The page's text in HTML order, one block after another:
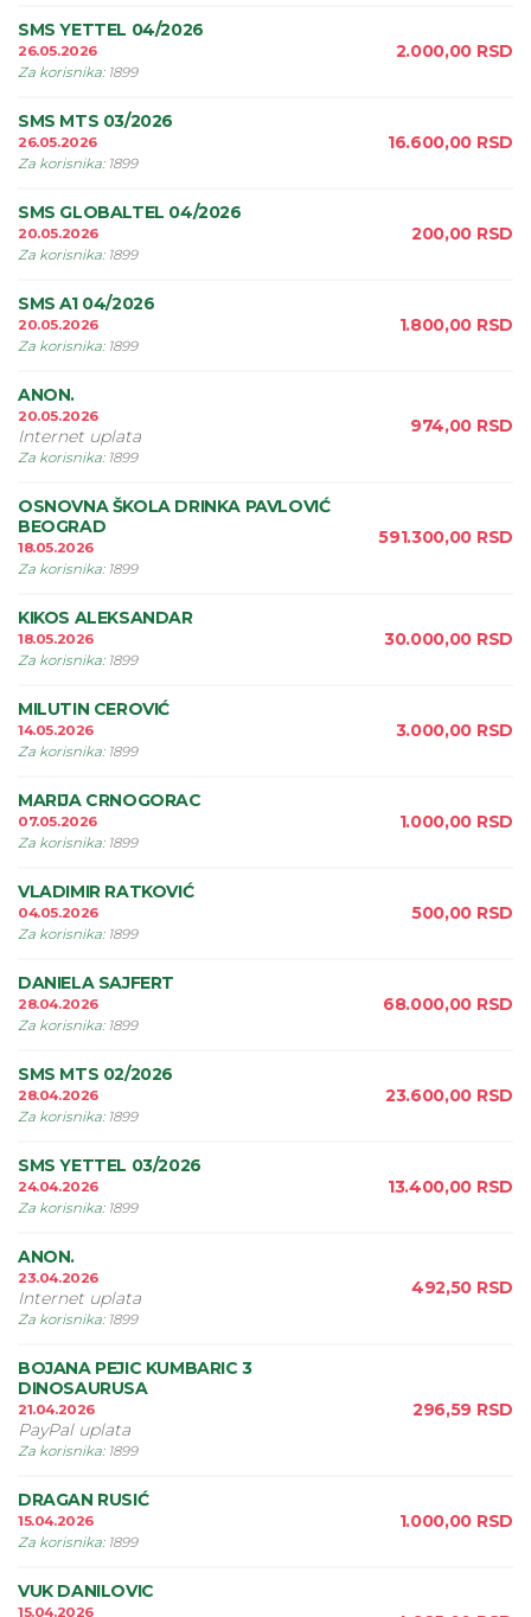
SMS YETTEL 04/2026
26.05.2026
Za korisnika: 1899
2.000,00 RSD
SMS MTS 03/2026
26.05.2026
Za korisnika: 1899
16.600,00 RSD
SMS GLOBALTEL 04/2026
20.05.2026
Za korisnika: 1899
200,00 RSD
SMS A1 04/2026
20.05.2026
Za korisnika: 1899
1.800,00 RSD
ANON.
20.05.2026
Internet uplata
Za korisnika: 1899
974,00 RSD
OSNOVNA ŠKOLA DRINKA PAVLOVIĆ
BEOGRAD
18.05.2026
Za korisnika: 1899
591.300,00 RSD
KIKOS ALEKSANDAR
18.05.2026
Za korisnika: 1899
30.000,00 RSD
MILUTIN CEROVIĆ
14.05.2026
Za korisnika: 1899
3.000,00 RSD
MARIJA CRNOGORAC
07.05.2026
Za korisnika: 1899
1.000,00 RSD
VLADIMIR RATKOVIĆ
04.05.2026
Za korisnika: 1899
500,00 RSD
DANIELA SAJFERT
28.04.2026
Za korisnika: 1899
68.000,00 RSD
SMS MTS 02/2026
28.04.2026
Za korisnika: 1899
23.600,00 RSD
SMS YETTEL 03/2026
24.04.2026
Za korisnika: 1899
13.400,00 RSD
ANON.
23.04.2026
Internet uplata
Za korisnika: 1899
492,50 RSD
BOJANA PEJIC KUMBARIC 3
DINOSAURUSA
21.04.2026
PayPal uplata
Za korisnika: 1899
296,59 RSD
DRAGAN RUSIĆ
15.04.2026
Za korisnika: 1899
1.000,00 RSD
VUK DANILOVIC
15.04.2026